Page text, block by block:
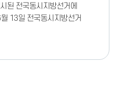
된 전국동시지방선거에
13일 전국동시지방선거